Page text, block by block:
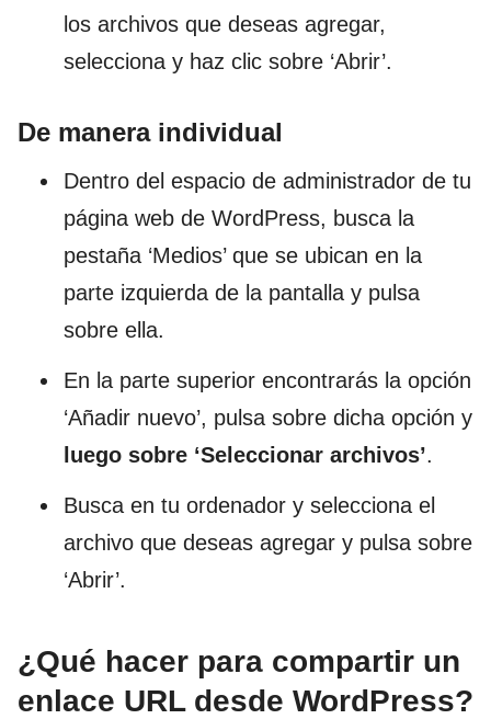
los archivos que deseas agregar,
selecciona y haz clic sobre ‘Abrir’.
De manera individual
Dentro del espacio de administrador de tu
página web de WordPress, busca la
pestaña ‘Medios’ que se ubican en la
parte izquierda de la pantalla y pulsa
sobre ella.
En la parte superior encontrarás la opción
‘Añadir nuevo’, pulsa sobre dicha opción y
luego sobre ‘Seleccionar archivos’.
Busca en tu ordenador y selecciona el
archivo que deseas agregar y pulsa sobre
‘Abrir’.
¿Qué hacer para compartir un
enlace URL desde WordPress?